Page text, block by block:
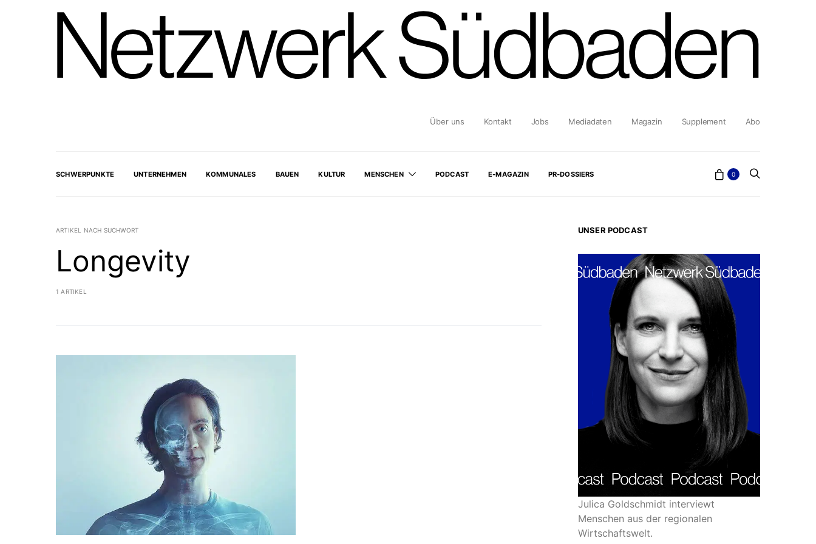
Über uns Kontakt Jobs Mediadaten Magazin Supplement Abo
SCHWERPUNKTE UNTERNEHMEN KOMMUNALES BAUEN KULTUR MENSCHEN PODCAST E-MAGAZIN PR-DOSSIERS 0
ARTIKEL NACH SUCHWORT
Longevity
1 ARTIKEL
UNSER PODCAST
Julica Goldschmidt interviewt
Menschen aus der regionalen
Wirtschaftswelt.